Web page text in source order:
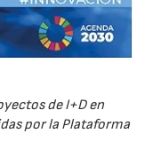
de I+D en
por la Plataforma